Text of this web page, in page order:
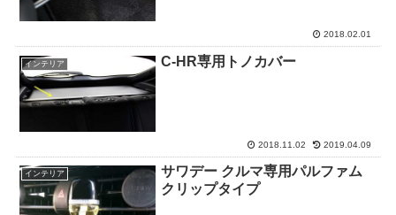
2018.02.01
インテリア C-HR専用トノカバー
2018.11.02 2019.04.09
インテリア
サワデー クルマ専用パルファム
クリップタイプ